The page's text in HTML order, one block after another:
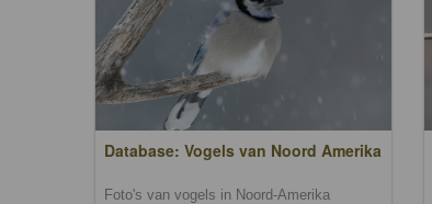
Database: Vogels van Noord Amerika
Foto's van vogels in Noord-Amerika